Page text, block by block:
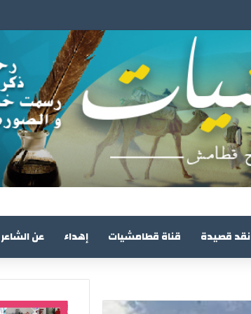
نقد قصيدة قناة قطامشيات إهداء عن الشاعر